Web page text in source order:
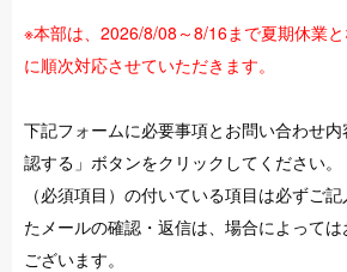
※本部は、2026/8/08～8/16まで夏期休業
に順次対応させていただきます。
下記フォームに必要事項とお問い合わせ
認する」ボタンをクリックしてください。
（必須項目）の付いている項目は必ずご
たメールの確認・返信は、場合によって
ございます。